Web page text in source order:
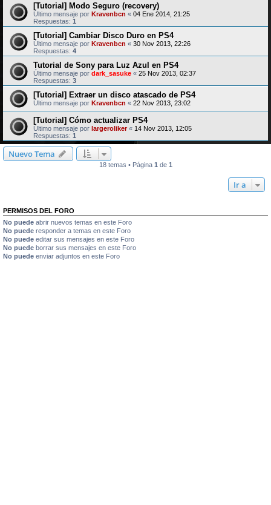
[Tutorial] Modo Seguro (recovery)
Último mensaje por Kravenbcn « 04 Ene 2014, 21:25
Respuestas: 1
[Tutorial] Cambiar Disco Duro en PS4
Último mensaje por Kravenbcn « 30 Nov 2013, 22:26
Respuestas: 4
Tutorial de Sony para Luz Azul en PS4
Último mensaje por dark_sasuke « 25 Nov 2013, 02:37
Respuestas: 3
[Tutorial] Extraer un disco atascado de PS4
Último mensaje por Kravenbcn « 22 Nov 2013, 23:02
[Tutorial] Cómo actualizar PS4
Último mensaje por largeroliker« 14 Nov 2013, 12:05
Respuestas: 1
Nuevo Tema
18 temas • Página 1 de 1
Ir a
PERMISOS DEL FORO
No puede abrir nuevos temas en este Foro
No puede responder a temas en este Foro
No puede editar sus mensajes en este Foro
No puede borrar sus mensajes en este Foro
No puede enviar adjuntos en este Foro